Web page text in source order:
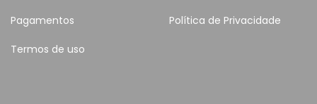
Pagamentos Política de Privacidade
Termos de uso